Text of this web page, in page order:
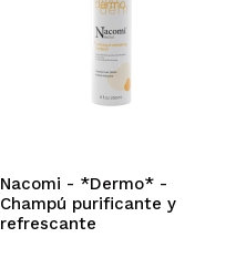
Nacomi - *Dermo* -
Champú purificante y
refrescante